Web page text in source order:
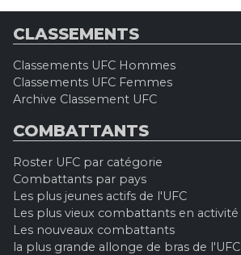
CLASSEMENTS
Classements UFC Hommes
Classements UFC Femmes
Archive Classement UFC
COMBATTANTS
Roster UFC par catégorie
Combattants par pays
Les plus jeunes actifs de l'UFC
Les plus vieux combattants en activité
Les nouveaux combattants
la plus grande allonge de bras de l'UFC